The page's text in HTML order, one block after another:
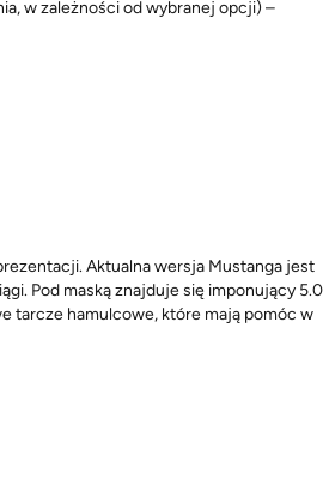
w zależności od wybranej opcji) –
Aktualna wersja Mustanga jest
Pod maską znajduje się imponujący 5.0
tarcze hamulcowe, które mają pomóc w